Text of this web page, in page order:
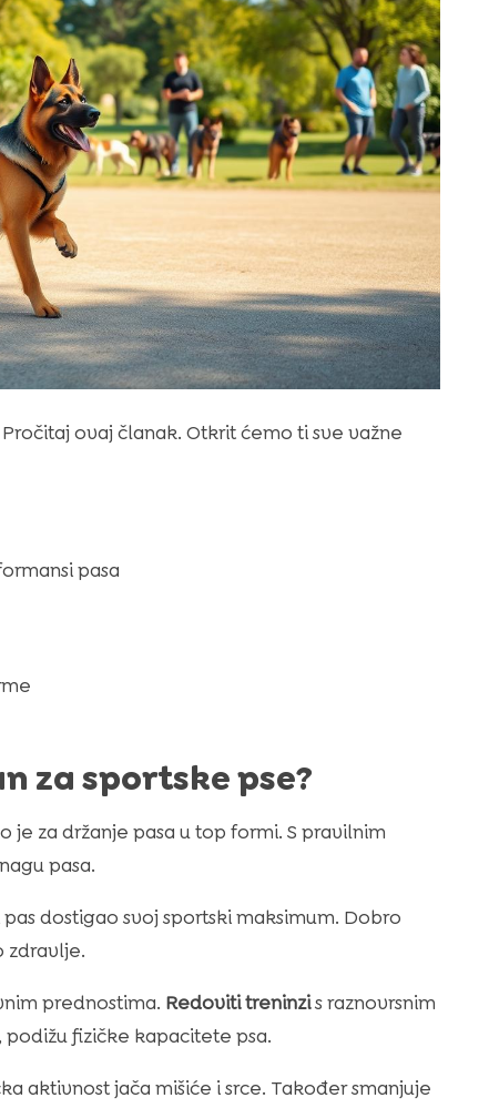
ovaj članak. Otkrit ćemo ti sve važne
pasa
za sportske pse?
za držanje pasa u top formi. S pravilnim
pasa.
dostigao svoj sportski maksimum. Dobro
zdravlje.
prednostima. Redoviti treninzis raznovrsnim
fizičke kapacitete psa.
aktivnost jača mišiće i srce. Također smanjuje